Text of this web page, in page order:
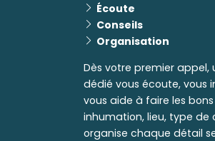
Écoute
Conseils
Organisation
Dès votre premier appel,
dédié vous écoute, vous
vous aide à faire les
inhumation, lieu, type de
organise chaque détail